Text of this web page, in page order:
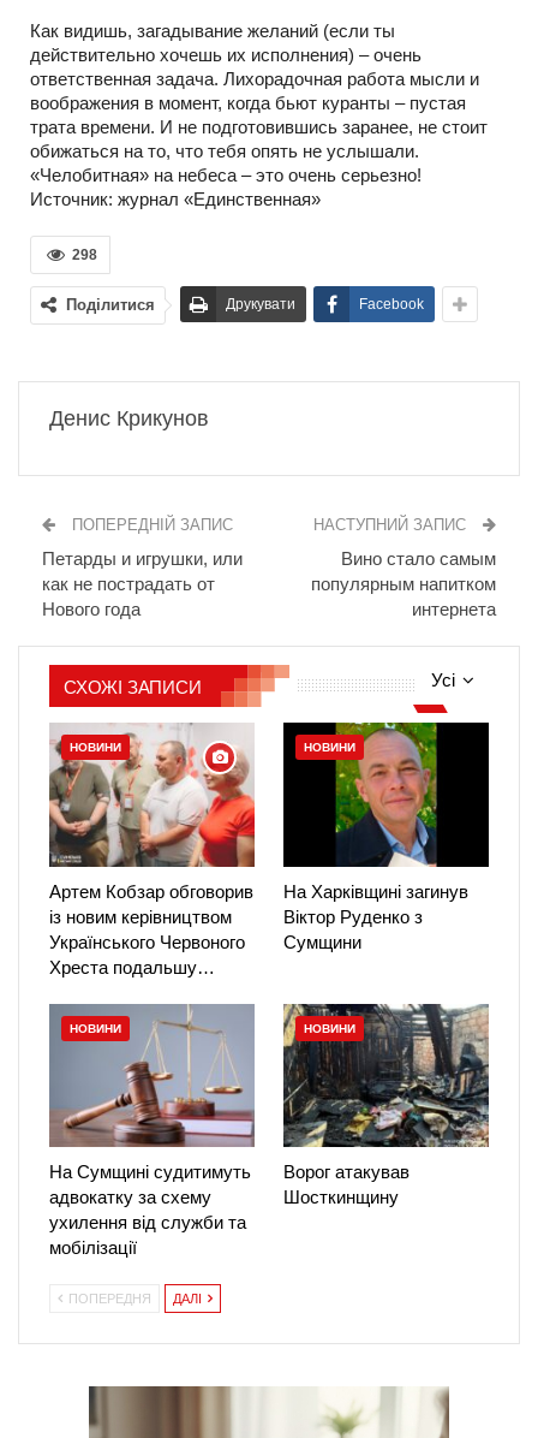
Как видишь, загадывание желаний (если ты
действительно хочешь их исполнения) – очень
ответственная задача. Лихорадочная работа мысли и
воображения в момент, когда бьют куранты – пустая
трата времени. И не подготовившись заранее, не стоит
обижаться на то, что тебя опять не услышали.
«Челобитная» на небеса – это очень серьезно!
Источник: журнал «Единственная»
298
Поділитися Друкувати Facebook
Денис Крикунов
ПОПЕРЕДНІЙ ЗАПИС
Петарды и игрушки, или
как не пострадать от
Нового года
НАСТУПНИЙ ЗАПИС
Вино стало самым
популярным напитком
интернета
Усі
СХОЖІ ЗАПИСИ
НОВИНИ
Артем Кобзар обговорив
із новим керівництвом
Українського Червоного
Хреста подальшу…
НОВИНИ
На Харківщині загинув
Віктор Руденко з
Сумщини
НОВИНИ
На Сумщині судитимуть
адвокатку за схему
ухилення від служби та
мобілізації
НОВИНИ
Ворог атакував
Шосткинщину
ПОПЕРЕДНЯ ДАЛІ